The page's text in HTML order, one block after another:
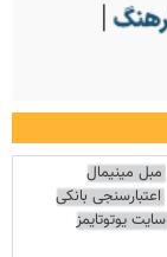
مبل مینیمال
اعتبارسنجی بانکی
سایت یوتوتایمز